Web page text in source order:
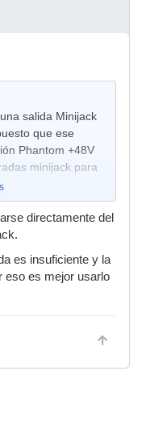
salida Minijack
que ese
Phantom +48V
minijack para
directamente del
es insuficiente y la
eso es mejor usarlo